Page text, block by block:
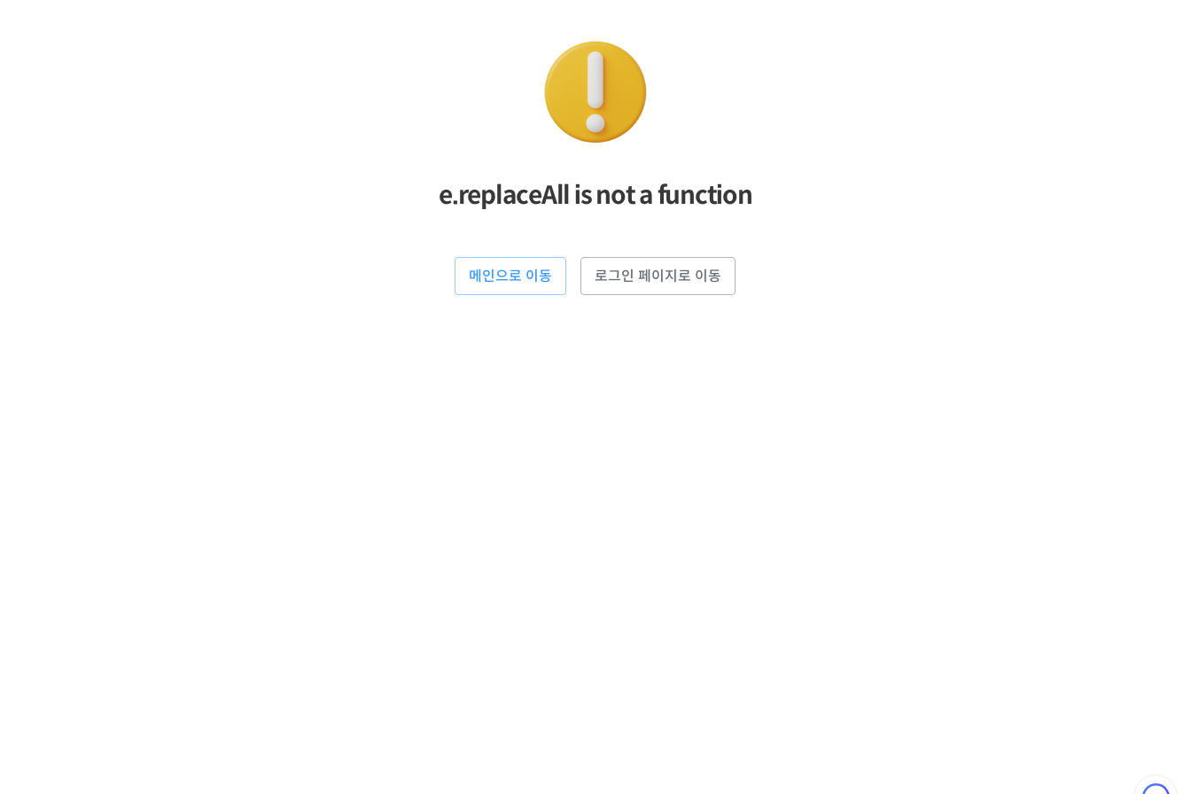
e.replaceAll is not a function
메인으로 이동 로그인 페이지로 이동